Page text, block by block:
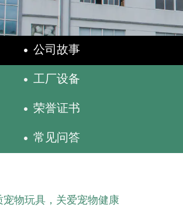
公司故事
工厂设备
荣誉证书
常见问答
宠物玩具，关爱宠物健康